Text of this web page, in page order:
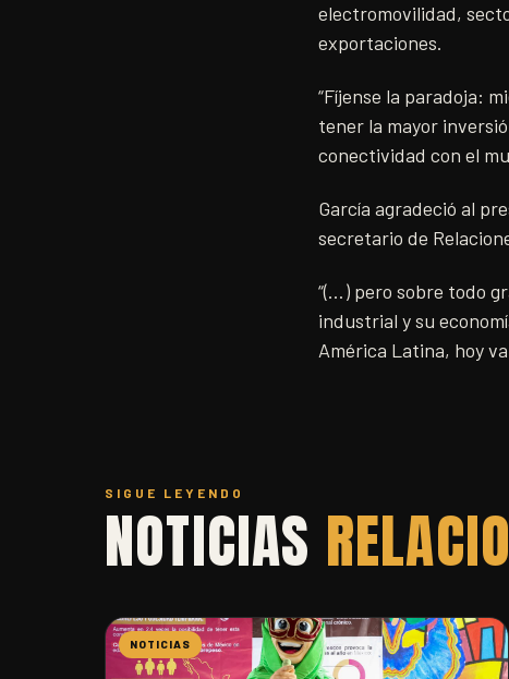
electromovilidad,
exportaciones.
“Fíjense la paradoja:
tener la mayor
conectividad con el
García agradeció al
secretario de
“(…) pero sobre todo
industrial y su
América Latina, hoy
SIGUE LEYENDO
NOTICIAS
NOTICIAS